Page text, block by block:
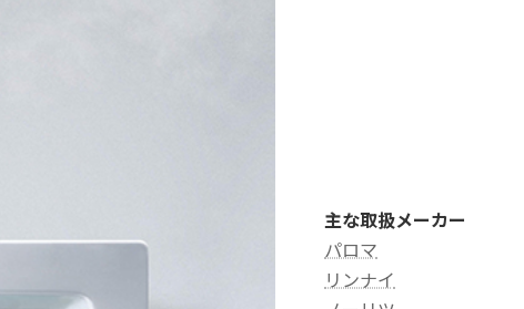
主な取扱メーカー
パロマ
リンナイ